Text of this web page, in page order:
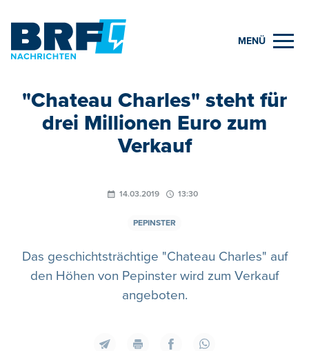
MENÜ
"Chateau Charles" steht für
drei Millionen Euro zum
Verkauf
14.03.2019 13:30
PEPINSTER
Das geschichtsträchtige "Chateau Charles" auf
den Höhen von Pepinster wird zum Verkauf
angeboten.